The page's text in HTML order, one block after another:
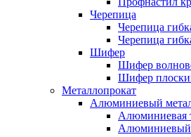
Черепица
Черепица
Черепица
Шифер
Шифер
Шифер
Металлопрокат
Алюминиевый
Алюминиевая
Алюминиевый